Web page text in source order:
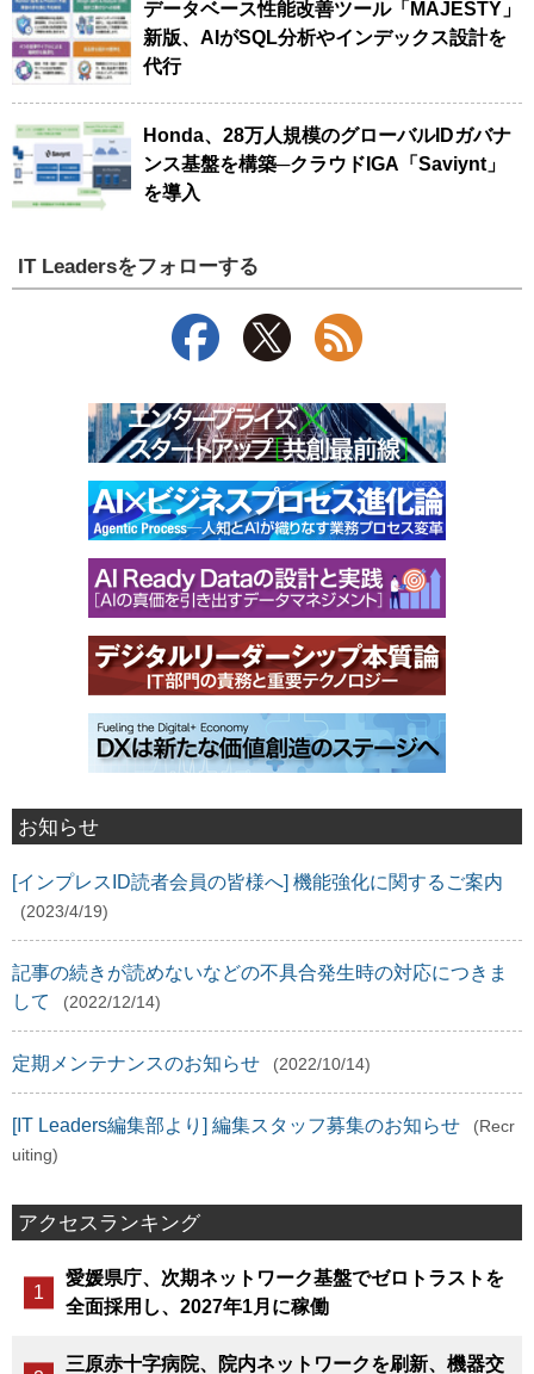
データベース性能改善ツール「MAJESTY」
新版、AIがSQL分析やインデックス設計を
代行
Honda、28万人規模のグローバルIDガバナ
ンス基盤を構築─クラウドIGA「Saviynt」
を導入
IT Leadersをフォローする
お知らせ
[インプレスID読者会員の皆様へ] 機能強化に関するご案内
(2023/4/19)
記事の続きが読めないなどの不具合発生時の対応につきま
して
(2022/12/14)
定期メンテナンスのお知らせ (2022/10/14)
[IT Leaders編集部より] 編集スタッフ募集のお知らせ
(Recr
uiting)
アクセスランキング
愛媛県庁、次期ネットワーク基盤でゼロトラストを
全面採用し、2027年1月に稼働
三原赤十字病院、院内ネットワークを刷新、機器交